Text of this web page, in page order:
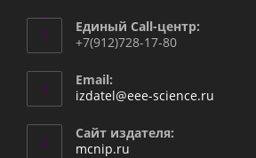
Единый Call-центр:
+7(912)728-17-80
Email:
izdatel@eee-science.ru
Сайт издателя:
mcnip.ru